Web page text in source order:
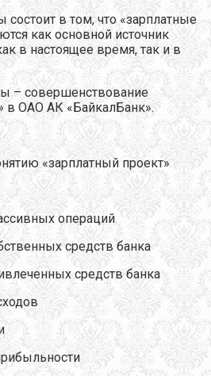
состоит в том, что «зарплатные
как основной источник
в настоящее время, так и в
– совершенствование
в ОАО АК «БайкалБанк».
«зарплатный проект»
операций
средств банка
средств банка